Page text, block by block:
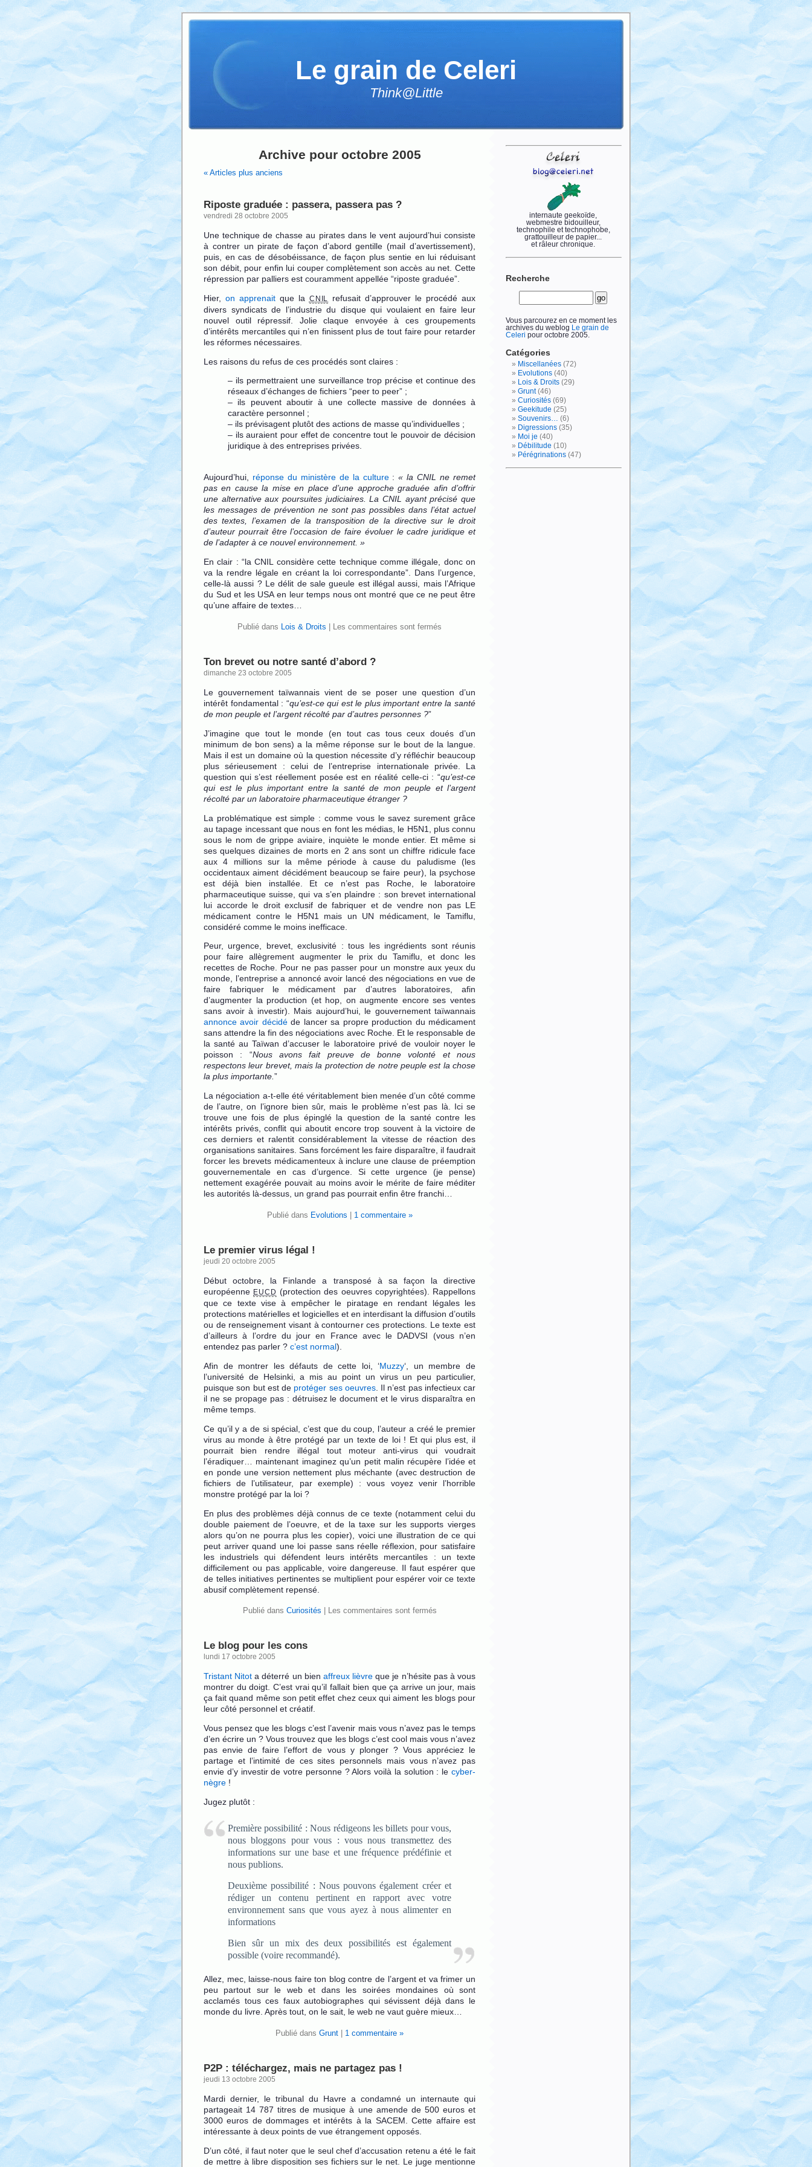
Le grain de Celeri
Think@Little
Archive pour octobre 2005
« Articles plus anciens
Riposte graduée : passera, passera pas ?
vendredi 28 octobre 2005
Une technique de chasse au pirates dans le vent aujourd’hui consiste
à contrer un pirate de façon d’abord gentille (mail d’avertissement),
puis, en cas de désobéissance, de façon plus sentie en lui réduisant
son débit, pour enfin lui couper complètement son accès au net. Cette
répression par palliers est couramment appellée “riposte graduée”.
Hier, on apprenaitque la CNIL
refusait d’approuver le procédé aux
divers syndicats de l’industrie du disque qui voulaient en faire leur
nouvel outil répressif. Jolie claque envoyée à ces groupements
d’intérêts mercantiles qui n’en finissent plus de tout faire pour retarder
les réformes nécessaires.
Les raisons du refus de ces procédés sont claires :
– ils permettraient une surveillance trop précise et continue des
réseaux d’échanges de fichiers “peer to peer” ;
– ils peuvent aboutir à une collecte massive de données à
caractère personnel ;
– ils prévisagent plutôt des actions de masse qu’individuelles ;
– ils auraient pour effet de concentre tout le pouvoir de décision
juridique à des entreprises privées.
Aujourd’hui, réponse du ministère de la culture:« la CNIL ne remet
pas en cause la mise en place d’une approche graduée afin d’offrir
une alternative aux poursuites judiciaires. La CNIL ayant précisé que
les messages de prévention ne sont pas possibles dans l’état actuel
des textes, l’examen de la transposition de la directive sur le droit
d’auteur pourrait être l’occasion de faire évoluer le cadre juridique et
de l’adapter à ce nouvel environnement. »
En clair : “la CNIL considère cette technique comme illégale, donc on
va la rendre légale en créant la loi correspondante”. Dans l’urgence,
celle-là aussi ? Le délit de sale gueule est illégal aussi, mais l’Afrique
du Sud et les USA en leur temps nous ont montré que ce ne peut être
qu’une affaire de textes…
Publié dans Lois & Droits Les commentaires sont fermés
Ton brevet ou notre santé d’abord ?
dimanche 23 octobre 2005
Le gouvernement taïwannais vient de se poser une question d’un
intérêt fondamental : “qu’est-ce qui est le plus important entre la santé
de mon peuple et l’argent récolté par d’autres personnes ?”
J’imagine que tout le monde (en tout cas tous ceux doués d’un
minimum de bon sens) a la même réponse sur le bout de la langue.
Mais il est un domaine où la question nécessite d’y réfléchir beaucoup
plus sérieusement : celui de l’entreprise internationale privée. La
question qui s’est réellement posée est en réalité celle-ci : “qu’est-ce
qui est le plus important entre la santé de mon peuple et l’argent
récolté par un laboratoire pharmaceutique étranger ?
La problématique est simple : comme vous le savez surement grâce
au tapage incessant que nous en font les médias, le H5N1, plus connu
sous le nom de grippe aviaire, inquiète le monde entier. Et même si
ses quelques dizaines de morts en 2 ans sont un chiffre ridicule face
aux 4 millions sur la même période à cause du paludisme (les
occidentaux aiment décidément beaucoup se faire peur), la psychose
est déjà bien installée. Et ce n’est pas Roche, le laboratoire
pharmaceutique suisse, qui va s’en plaindre : son brevet international
lui accorde le droit exclusif de fabriquer et de vendre non pas LE
médicament contre le H5N1 mais un UN médicament, le Tamiflu,
considéré comme le moins inefficace.
Peur, urgence, brevet, exclusivité : tous les ingrédients sont réunis
pour faire allègrement augmenter le prix du Tamiflu, et donc les
recettes de Roche. Pour ne pas passer pour un monstre aux yeux du
monde, l’entreprise a annoncé avoir lancé des négociations en vue de
faire fabriquer le médicament par d’autres laboratoires, afin
d’augmenter la production (et hop, on augmente encore ses ventes
sans avoir à investir). Mais aujourd’hui, le gouvernement taïwannais
annonce avoir décidéde lancer sa propre production du médicament
sans attendre la fin des négociations avec Roche. Et le responsable de
la santé au Taïwan d’accuser le laboratoire privé de vouloir noyer le
poisson : “Nous avons fait preuve de bonne volonté et nous
respectons leur brevet, mais la protection de notre peuple est la chose
la plus importante.”
La négociation a-t-elle été véritablement bien menée d’un côté comme
de l’autre, on l’ignore bien sûr, mais le problème n’est pas là. Ici se
trouve une fois de plus épinglé la question de la santé contre les
intérêts privés, conflit qui aboutit encore trop souvent à la victoire de
ces derniers et ralentit considérablement la vitesse de réaction des
organisations sanitaires. Sans forcément les faire disparaître, il faudrait
forcer les brevets médicamenteux à inclure une clause de préemption
gouvernementale en cas d’urgence. Si cette urgence (je pense)
nettement exagérée pouvait au moins avoir le mérite de faire méditer
les autorités là-dessus, un grand pas pourrait enfin être franchi…
Publié dans Evolutions 1 commentaire »
Le premier virus légal !
jeudi 20 octobre 2005
Début octobre, la Finlande a transposé à sa façon la directive
européenne EUCD (protection des oeuvres copyrightées). Rappellons
que ce texte vise à empêcher le piratage en rendant légales les
protections matérielles et logicielles et en interdisant la diffusion d’outils
ou de renseignement visant à contourner ces protections. Le texte est
d’ailleurs à l’ordre du jour en France avec le DADVSI (vous n’en
entendez pas parler ? c’est normal).
Afin de montrer les défauts de cette loi, ‘Muzzy‘, un membre de
l’université de Helsinki, a mis au point un virus un peu particulier,
puisque son but est de protéger ses oeuvres. Il n’est pas infectieux car
il ne se propage pas : détruisez le document et le virus disparaîtra en
même temps.
Ce qu’il y a de si spécial, c’est que du coup, l’auteur a créé le premier
virus au monde à être protégé par un texte de loi ! Et qui plus est, il
pourrait bien rendre illégal tout moteur anti-virus qui voudrait
l’éradiquer… maintenant imaginez qu’un petit malin récupère l’idée et
en ponde une version nettement plus méchante (avec destruction de
fichiers de l’utilisateur, par exemple) : vous voyez venir l’horrible
monstre protégé par la loi ?
En plus des problèmes déjà connus de ce texte (notamment celui du
double paiement de l’oeuvre, et de la taxe sur les supports vierges
alors qu’on ne pourra plus les copier), voici une illustration de ce qui
peut arriver quand une loi passe sans réelle réflexion, pour satisfaire
les industriels qui défendent leurs intérêts mercantiles : un texte
difficilement ou pas applicable, voire dangereuse. Il faut espérer que
de telles initiatives pertinentes se multiplient pour espérer voir ce texte
abusif complètement repensé.
Publié dans Curiosités Les commentaires sont fermés
Le blog pour les cons
lundi 17 octobre 2005
Tristant Nitot a déterré un bien affreux lièvre que je n’hésite pas à vous
montrer du doigt. C’est vrai qu’il fallait bien que ça arrive un jour, mais
ça fait quand même son petit effet chez ceux qui aiment les blogs pour
leur côté personnel et créatif.
Vous pensez que les blogs c’est l’avenir mais vous n’avez pas le temps
d’en écrire un ? Vous trouvez que les blogs c’est cool mais vous n’avez
pas envie de faire l’effort de vous y plonger ? Vous appréciez le
partage et l’intimité de ces sites personnels mais vous n’avez pas
envie d’y investir de votre personne ? Alors voilà la solution : le cyber-
nègre !
Jugez plutôt :
Première possibilité : Nous rédigeons les billets pour vous,
nous bloggons pour vous : vous nous transmettez des
informations sur une base et une fréquence prédéfinie et
nous publions.
Deuxième possibilité : Nous pouvons également créer et
rédiger un contenu pertinent en rapport avec votre
environnement sans que vous ayez à nous alimenter en
informations
Bien sûr un mix des deux possibilités est également
possible (voire recommandé).
Allez, mec, laisse-nous faire ton blog contre de l’argent et va frimer un
peu partout sur le web et dans les soirées mondaines où sont
acclamés tous ces faux autobiographes qui sévissent déjà dans le
monde du livre. Après tout, on le sait, le web ne vaut guère mieux…
Publié dans Grunt 1 commentaire »
P2P : téléchargez, mais ne partagez pas !
jeudi 13 octobre 2005
Mardi dernier, le tribunal du Havre a condamné un internaute qui
partageait 14 787 titres de musique à une amende de 500 euros et
3000 euros de dommages et intérêts à la SACEM. Cette affaire est
intéressante à deux points de vue étrangement opposés.
D’un côté, il faut noter que le seul chef d’accusation retenu a été le fait
de mettre à libre disposition ses fichiers sur le net. Le juge mentionne
internaute geekoïde,
webmestre bidouilleur,
technophile et technophobe,
grattouilleur de papier...
et râleur chronique.
Recherche
Vous parcourez en ce moment les
archives du weblog
Le grain de
Celeri pour octobre 2005.
Catégories
Miscellanées (72)
Evolutions (40)
Lois & Droits (29)
Grunt(46)
Curiosités (69)
Geekitude (25)
Souvenirs…
(6)
Digressions (35)
Moi je (40)
Débilitude (10)
Pérégrinations (47)